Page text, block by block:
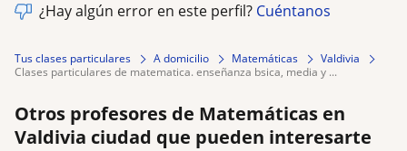
¿Hay algún error en este perfil? Cuéntanos
Tus clases particulares A domicilio Matemáticas
Valdivia
clases particulares de matematica. enseñanza bsica, media y ...
Otros profesores de Matemáticas en
Valdivia ciudad que pueden interesarte